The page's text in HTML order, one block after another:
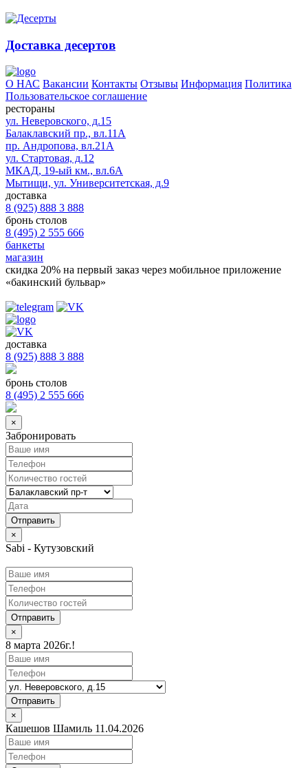
Доставка десертов
О НАС Вакансии Контакты Отзывы Информация Политика
Пользовательское соглашение
рестораны
ул. Неверовского, д.15
Балаклавский пр., вл.11А
пр. Андропова, вл.21А
ул. Стартовая, д.12
МКАД, 19-ый км., вл.6А
Мытищи, ул. Университетская, д.9
доставка
8 (925) 888 3 888
бронь столов
8 (495) 2 555 666
банкеты
магазин
скидка 20% на первый заказ через мобильное приложение
«бакинский бульвар»
доставка
8 (925) 888 3 888
бронь столов
8 (495) 2 555 666
×
Забронировать
×
Sabi - Кутузовский
Отправить
×
8 марта 2026г.!
Отправить
×
Кашешов Шамиль 11.04.2026